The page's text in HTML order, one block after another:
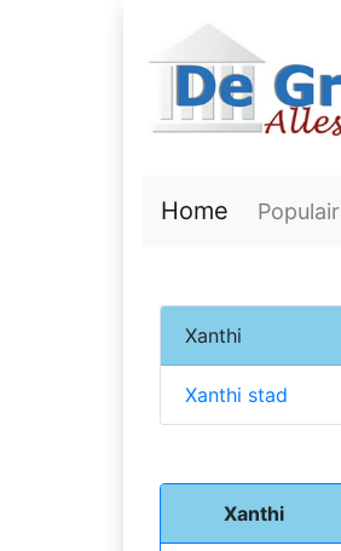
Home Populair
Xanthi
Xanthi stad
Xanthi